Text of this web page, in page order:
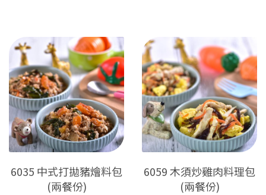
多
款
式。
可
在
產
品
面
6035 中式打拋豬燴料包
(兩餐份)
6059 木須炒雞肉料理包
(兩餐份)